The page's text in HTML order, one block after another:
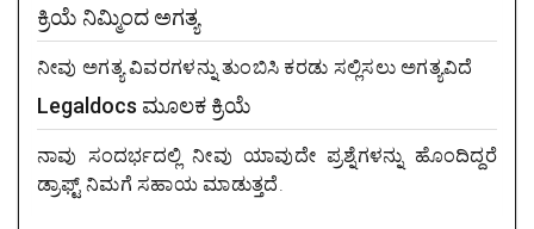
ಕ್ರಿಯೆ ನಿಮ್ಮಿಂದ ಅಗತ್ಯ
ನೀವು ಅಗತ್ಯ ವಿವರಗಳನ್ನು ತುಂಬಿಸಿ ಕರಡು ಸಲ್ಲಿಸಲು ಅಗತ್ಯವಿದೆ
Legaldocs ಮೂಲಕ ಕ್ರಿಯೆ
ನಾವು ಸಂದರ್ಭದಲ್ಲಿ ನೀವು ಯಾವುದೇ ಪ್ರಶ್ನೆಗಳನ್ನು ಹೊಂದಿದ್ದರೆ
ಡ್ರಾಫ್ಟ್ ನಿಮಗೆ ಸಹಾಯ ಮಾಡುತ್ತದೆ.